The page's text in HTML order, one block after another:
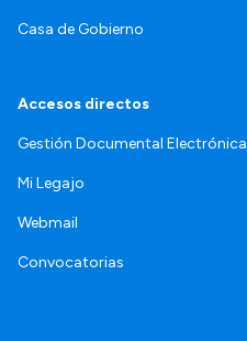
Casa de Gobierno
Accesos directos
Gestión Documental Electrónica
Mi Legajo
Webmail
Convocatorias